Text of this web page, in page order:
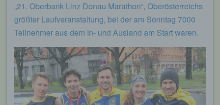
„21. Oberbank Linz Donau Marathon“, Oberösterreichs
größter Laufveranstaltung, bei der am Sonntag 7000
Teilnehmer aus dem In- und Ausland am Start waren.
Zugangsdaten eingeben, weil dies von der
Internetseite und dem auf dem Computersystem
des Benutzers abgelegten Cookie übernommen
wird. Ein weiteres Beispiel ist das Cookie eines
merkt sich die Artikel, die ein Kunde in den
virtuellen Warenkorb gelegt hat, über ein Cookie.
Die betroffene Person kann die Setzung von
Cookies durch unsere Internetseite jederzeit
mittels einer entsprechenden Einstellung des